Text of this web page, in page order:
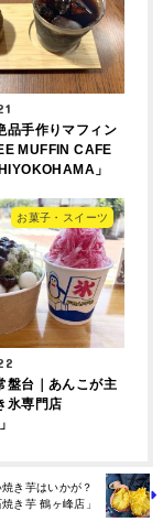
品手作りマフィン
MUFFIN CAFE
」
お菓子・スイーツ
盤台｜あんこが主
氷専門店
き芋はいかが？
き芋 鶴ヶ峰店」